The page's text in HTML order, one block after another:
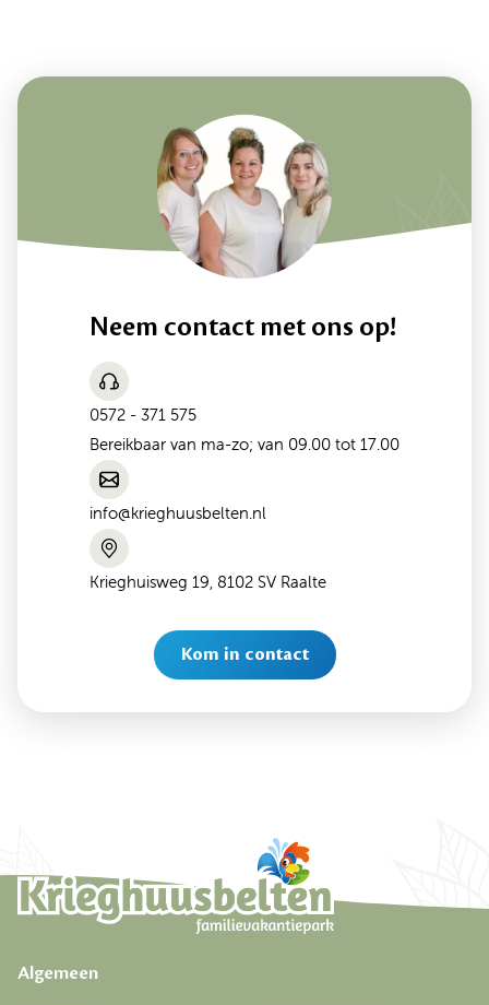
Neem contact met ons op!
0572 - 371 575
Bereikbaar van ma-zo; van 09.00 tot 17.00
info@krieghuusbelten.nl
Krieghuisweg 19, 8102 SV Raalte
Kom in contact
Algemeen